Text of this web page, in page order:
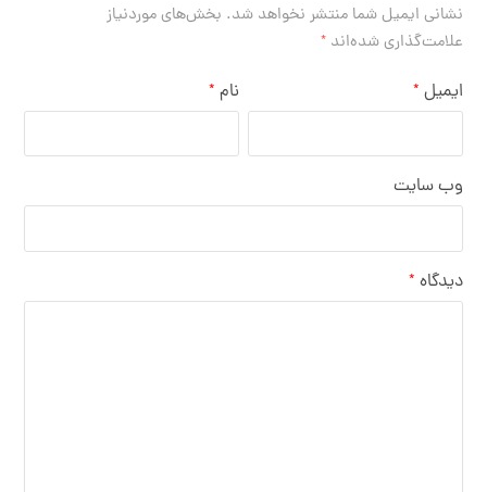
نشانی ایمیل شما منتشر نخواهد شد. بخش‌های موردنیاز
علامت‌گذاری شده‌اند*
نام * ایمیل *
وب‌ سایت
دیدگاه *